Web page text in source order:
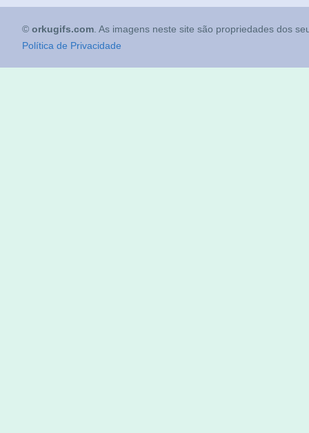
© orkugifs.com . As imagens neste site são propriedades dos
Política de Privacidade